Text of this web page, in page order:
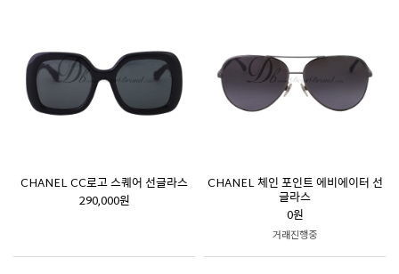
CHANEL CC로고 스퀘어 선글라스
290,000원
CHANEL 체인 포인트 에비에이터 선
글라스
0원
거래진행중